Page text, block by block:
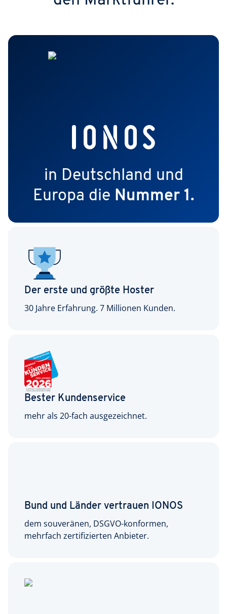
in Deutschland und
Europa die Nummer 1.
Der erste und größte Hoster
30 Jahre Erfahrung. 7 Millionen Kunden.
Bester Kundenservice
mehr als 20-fach ausgezeichnet.
Bund und Länder vertrauen IONOS
dem souveränen, DSGVO-konformen,
mehrfach zertifizierten Anbieter.